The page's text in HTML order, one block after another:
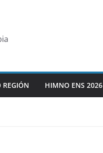
REGIÓN HIMNO ENS 2026